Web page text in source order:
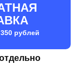
рублей